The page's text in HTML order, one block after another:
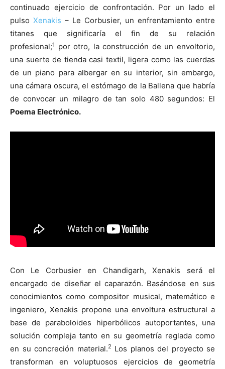
continuado ejercicio de confrontación. Por un lado el
pulso Xenakis – Le Corbusier, un enfrentamiento entre
titanes que significaría el fin de su relación
profesional;1
por otro, la construcción de un envoltorio,
una suerte de tienda casi textil, ligera como las cuerdas
de un piano para albergar en su interior, sin embargo,
una cámara oscura, el estómago de la Ballena que habría
de convocar un milagro de tan solo 480 segundos: El
Poema Electrónico.
Con Le Corbusier en Chandigarh, Xenakis será el
encargado de diseñar el caparazón. Basándose en sus
conocimientos como compositor musical, matemático e
ingeniero, Xenakis propone una envoltura estructural a
base de paraboloides hiperbólicos autoportantes, una
solución compleja tanto en su geometría reglada como
en su concreción material.2 Los planos del proyecto se
transforman en voluptuosos ejercicios de geometría